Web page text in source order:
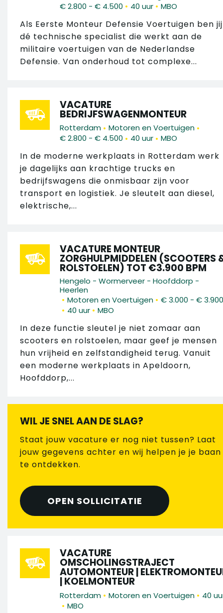
€ 2.800 - € 4.500 • 40 uur • MBO
Als Eerste Monteur Defensie Voertuigen ben jij
dé technische specialist die werkt aan de
militaire voertuigen van de Nederlandse
Defensie. Van onderhoud tot complexe...
VACATURE
BEDRIJFSWAGENMONTEUR
Rotterdam • Motoren en Voertuigen •
€ 2.800 - € 4.500 • 40 uur • MBO
In de moderne werkplaats in Rotterdam werk
je dagelijks aan krachtige trucks en
bedrijfswagens die onmisbaar zijn voor
transport en logistiek. Je sleutelt aan diesel,
elektrische,...
VACATURE MONTEUR
ZORGHULPMIDDELEN (SCOOTERS
ROLSTOELEN) TOT €3.900 BPM
Hengelo - Wormerveer - Hoofddorp -
Heerlen
• Motoren en Voertuigen • € 3.000 - € 3.900
• 40 uur • MBO
In deze functie sleutel je niet zomaar aan
scooters en rolstoelen, maar geef je mensen
hun vrijheid en zelfstandigheid terug. Vanuit
een moderne werkplaats in Apeldoorn,
Hoofddorp,...
WIL JE SNEL AAN DE SLAG?
Staat jouw vacature er nog niet tussen? Laat
jouw gegevens achter en wij helpen je je baan
te ontdekken.
OPEN SOLLICITATIE
VACATURE
OMSCHOLINGSTRAJECT
AUTOMONTEUR |
| KOELMONTEUR
Rotterdam • Motoren en Voertuigen • 40
• MBO